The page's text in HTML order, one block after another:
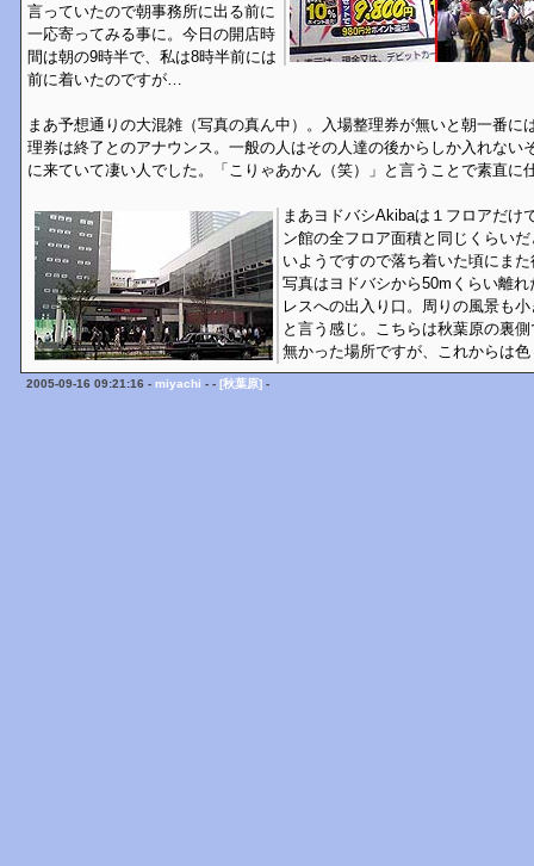
言っていたので朝事務所に出る前に
一応寄ってみる事に。今日の開店時
間は朝の9時半で、私は8時半前には
前に着いたのですが…
まあ予想通りの大混雑（写真の真ん中）。入場整理券が無いと朝一番に
理券は終了とのアナウンス。一般の人はその人達の後からしか入れない
に来ていて凄い人でした。「こりゃあかん（笑）」と言うことで素直に
まあヨドバシAkibaは１フロアだけ
ン館の全フロア面積と同じくらい
いようですので落ち着いた頃にま
写真はヨドバシから50mくらい離
レスへの出入り口。周りの風景も
と言う感じ。こちらは秋葉原の裏
無かった場所ですが、これからは
2005-09-16 09:21:16 - miyachi - - [秋葉原] -